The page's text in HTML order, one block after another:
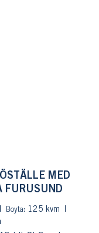
MED
FURUSUND
Boyta: 125 kvm